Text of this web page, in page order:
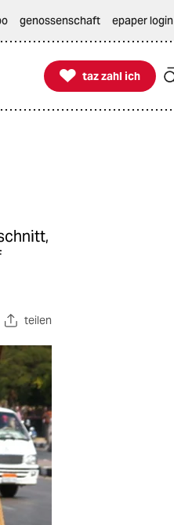
genossenschaft epaper login

taz zahl ich
taz zahl ich
teilen